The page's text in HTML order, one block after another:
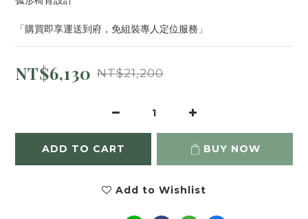
「購買即享運送到府，免組裝專人定位服務」
NT$6,130 NT$21,200
ADD TO CART BUY NOW
Add to Wishlist